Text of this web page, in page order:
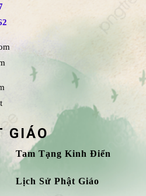
GIÁO
Tam Tạng Kinh Điển
Lịch Sử Phật Giáo